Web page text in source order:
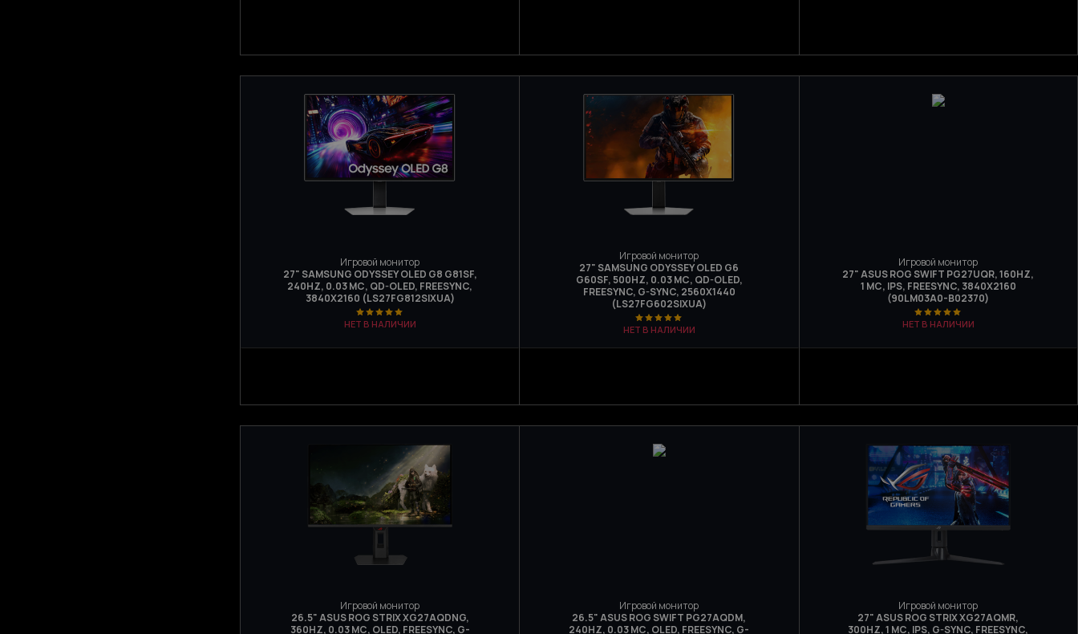
Игровой монитор
27" SAMSUNG ODYSSEY OLED G8 G81SF,
240HZ, 0.03 МС, QD-OLED, FREESYNC,
3840Х2160 (LS27FG812SIXUA)
НЕТ В НАЛИЧИИ
Игровой монитор
27" SAMSUNG ODYSSEY OLED G6
G60SF, 500HZ, 0.03 МС, QD-OLED,
FREESYNC, G-SYNC, 2560Х1440
(LS27FG602SIXUA)
НЕТ В НАЛИЧИИ
Игровой монитор
27" ASUS ROG SWIFT PG27UQR, 160HZ,
1 МС, IPS, FREESYNC, 3840Х2160
(90LM03A0-B02370)
НЕТ В НАЛИЧИИ
Игровой монитор
26.5" ASUS ROG STRIX XG27AQDNG,
360HZ, 0.03 МС, OLED, FREESYNC, G-
Игровой монитор
26.5" ASUS ROG SWIFT PG27AQDM,
240HZ, 0.03 МС, OLED, FREESYNC, G-
Игровой монитор
27" ASUS ROG STRIX XG27AQMR,
300HZ, 1 МС, IPS, G-SYNC, FREESYNC,